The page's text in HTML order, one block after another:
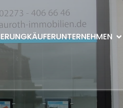
KÄUFERUNTERNEHMEN